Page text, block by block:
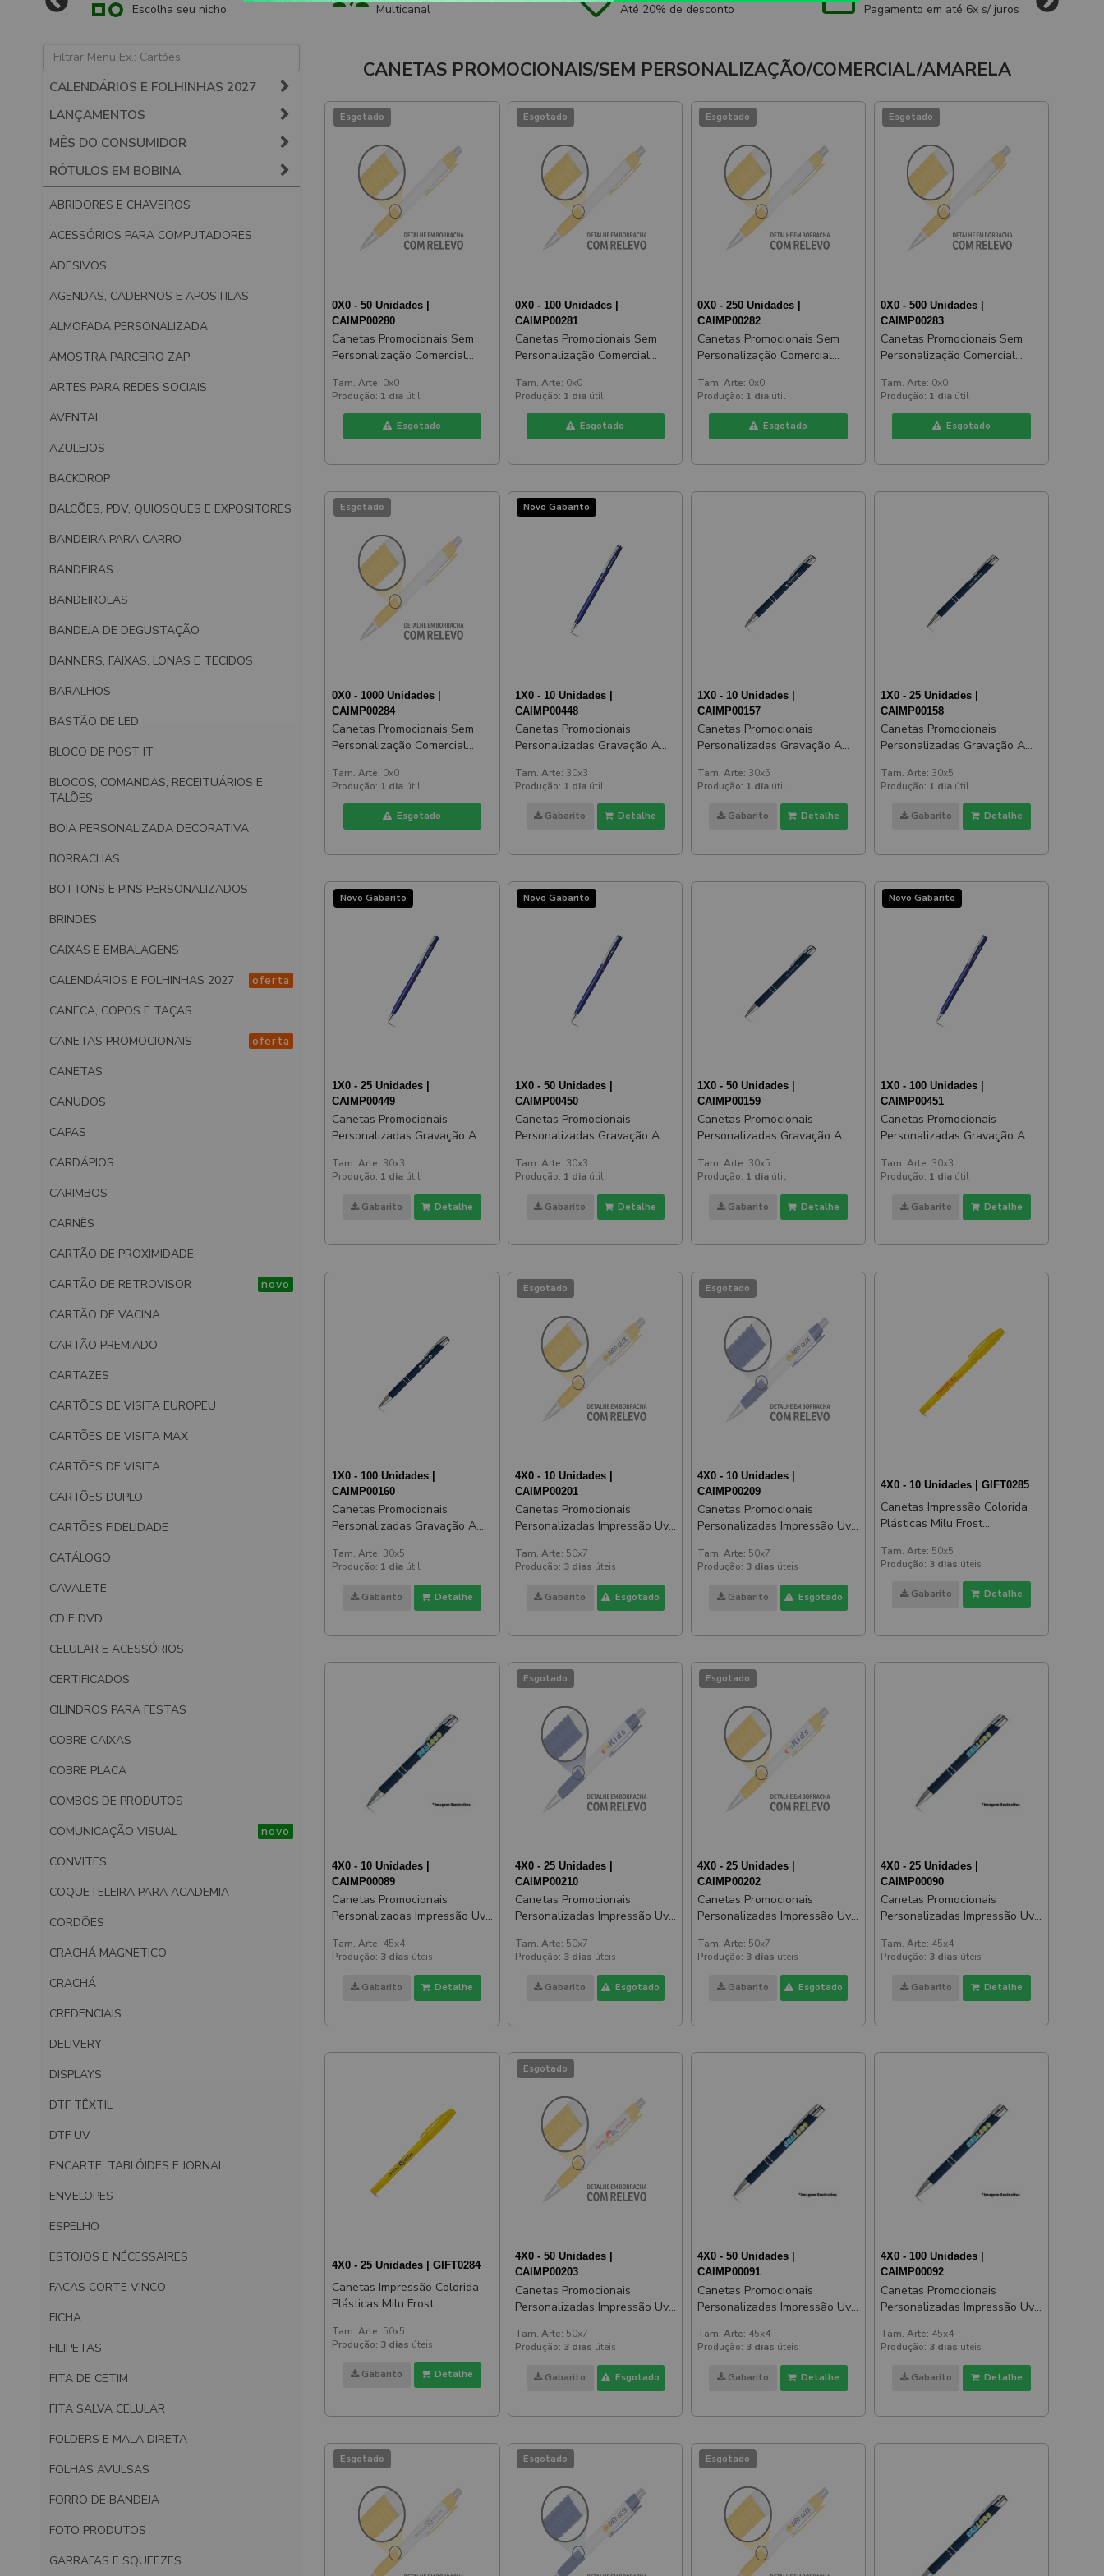
Escolha seu nicho Multicanal Até 20% de desconto Pagamento em até 6x s/ juros
CALENDÁRIOS E FOLHINHAS 2027
LANÇAMENTOS
MÊS DO CONSUMIDOR
RÓTULOS EM BOBINA
ABRIDORES E CHAVEIROS
ACESSÓRIOS PARA COMPUTADORES
ADESIVOS
AGENDAS, CADERNOS E APOSTILAS
ALMOFADA PERSONALIZADA
AMOSTRA PARCEIRO ZAP
ARTES PARA REDES SOCIAIS
AVENTAL
AZULEJOS
BACKDROP
BALCÕES, PDV, QUIOSQUES E EXPOSITORES
BANDEIRA PARA CARRO
BANDEIRAS
BANDEIROLAS
BANDEJA DE DEGUSTAÇÃO
BANNERS, FAIXAS, LONAS E TECIDOS
BARALHOS
BASTÃO DE LED
BLOCO DE POST IT
BLOCOS, COMANDAS, RECEITUÁRIOS E
TALÕES
BOIA PERSONALIZADA DECORATIVA
BORRACHAS
BOTTONS E PINS PERSONALIZADOS
BRINDES
CAIXAS E EMBALAGENS
CALENDÁRIOS E FOLHINHAS 2027
oferta
CANECA, COPOS E TAÇAS
CANETAS PROMOCIONAIS
oferta
CANETAS
CANUDOS
CAPAS
CARDÁPIOS
CARIMBOS
CARNÊS
CARTÃO DE PROXIMIDADE
CARTÃO DE RETROVISOR
novo
CARTÃO DE VACINA
CARTÃO PREMIADO
CARTAZES
CARTÕES DE VISITA EUROPEU
CARTÕES DE VISITA MAX
CARTÕES DE VISITA
CARTÕES DUPLO
CARTÕES FIDELIDADE
CATÁLOGO
CAVALETE
CD E DVD
CELULAR E ACESSÓRIOS
CERTIFICADOS
CILINDROS PARA FESTAS
COBRE CAIXAS
COBRE PLACA
COMBOS DE PRODUTOS
COMUNICAÇÃO VISUAL
novo
CONVITES
COQUETELEIRA PARA ACADEMIA
CORDÕES
CRACHÁ MAGNETICO
CRACHÁ
CREDENCIAIS
DELIVERY
DISPLAYS
DTF TÊXTIL
DTF UV
ENCARTE, TABLÓIDES E JORNAL
ENVELOPES
ESPELHO
ESTOJOS E NÉCESSAIRES
FACAS CORTE VINCO
FICHA
FILIPETAS
FITA DE CETIM
FITA SALVA CELULAR
FOLDERS E MALA DIRETA
FOLHAS AVULSAS
FORRO DE BANDEJA
FOTO PRODUTOS
GARRAFAS E SQUEEZES
CANETAS PROMOCIONAIS/SEM PERSONALIZAÇÃO/COMERCIAL/AMARELA
Esgotado
0X0 - 50 Unidades |
CAIMP00280
Canetas Promocionais Sem
Personalização Comercial
Tam. Arte: 0x0
Produção: 1 dia útil
Esgotado
Esgotado
0X0 - 100 Unidades |
CAIMP00281
Canetas Promocionais Sem
Personalização Comercial
Tam. Arte: 0x0
Produção: 1 dia útil
Esgotado
Esgotado
0X0 - 250 Unidades |
CAIMP00282
Canetas Promocionais Sem
Personalização Comercial
Tam. Arte: 0x0
Produção: 1 dia útil
Esgotado
Esgotado
0X0 - 500 Unidades |
CAIMP00283
Canetas Promocionais Sem
Personalização Comercial
Tam. Arte: 0x0
Produção: 1 dia útil
Esgotado
Esgotado
0X0 - 1000 Unidades |
CAIMP00284
Canetas Promocionais Sem
Personalização Comercial
Tam. Arte: 0x0
Produção: 1 dia útil
Esgotado
Novo Gabarito
1X0 - 10 Unidades |
CAIMP00448
Canetas Promocionais
Personalizadas Gravação A
Azul
Tam. Arte: 30x3
Produção: 1 dia útil
Gabarito Detalhe
1X0 - 10 Unidades |
CAIMP00157
Canetas Promocionais
Personalizadas Gravação A
Azul
Tam. Arte: 30x5
Produção: 1 dia útil
Gabarito Detalhe
1X0 - 25 Unidades |
CAIMP00158
Canetas Promocionais
Personalizadas Gravação A
Azul
Tam. Arte: 30x5
Produção: 1 dia útil
Gabarito Detalhe
Novo Gabarito
1X0 - 25 Unidades |
CAIMP00449
Canetas Promocionais
Personalizadas Gravação A
Azul
Tam. Arte: 30x3
Produção: 1 dia útil
Gabarito Detalhe
Novo Gabarito
1X0 - 50 Unidades |
CAIMP00450
Canetas Promocionais
Personalizadas Gravação A
Azul
Tam. Arte: 30x3
Produção: 1 dia útil
Gabarito Detalhe
1X0 - 50 Unidades |
CAIMP00159
Canetas Promocionais
Personalizadas Gravação A
Azul
Tam. Arte: 30x5
Produção: 1 dia útil
Gabarito Detalhe
Novo Gabarito
1X0 - 100 Unidades |
CAIMP00451
Canetas Promocionais
Personalizadas Gravação A
Azul
Tam. Arte: 30x3
Produção: 1 dia útil
Gabarito Detalhe
1X0 - 100 Unidades |
CAIMP00160
Canetas Promocionais
Personalizadas Gravação A
Azul
Tam. Arte: 30x5
Produção: 1 dia útil
Gabarito Detalhe
Esgotado
4X0 - 10 Unidades |
CAIMP00201
Canetas Promocionais
Personalizadas Impressão Uv
Tam. Arte: 50x7
Produção: 3 dias úteis
Gabarito Esgotado
Esgotado
4X0 - 10 Unidades |
CAIMP00209
Canetas Promocionais
Personalizadas Impressão Uv
Tam. Arte: 50x7
Produção: 3 dias úteis
Gabarito Esgotado
4X0 - 10 Unidades | GIFT0285
Canetas Impressão Colorida
Plásticas Milu Frost
Tam. Arte: 50x5
Produção: 3 dias úteis
Gabarito Detalhe
4X0 - 10 Unidades |
CAIMP00089
Canetas Promocionais
Personalizadas Impressão Uv
Tam. Arte: 45x4
Produção: 3 dias úteis
Gabarito Detalhe
Esgotado
4X0 - 25 Unidades |
CAIMP00210
Canetas Promocionais
Personalizadas Impressão Uv
Tam. Arte: 50x7
Produção: 3 dias úteis
Gabarito Esgotado
Esgotado
4X0 - 25 Unidades |
CAIMP00202
Canetas Promocionais
Personalizadas Impressão Uv
Tam. Arte: 50x7
Produção: 3 dias úteis
Gabarito Esgotado
4X0 - 25 Unidades |
CAIMP00090
Canetas Promocionais
Personalizadas Impressão Uv
Tam. Arte: 45x4
Produção: 3 dias úteis
Gabarito Detalhe
4X0 - 25 Unidades | GIFT0284
Canetas Impressão Colorida
Plásticas Milu Frost
Tam. Arte: 50x5
Produção: 3 dias úteis
Gabarito Detalhe
Esgotado
4X0 - 50 Unidades |
CAIMP00203
Canetas Promocionais
Personalizadas Impressão Uv
Tam. Arte: 50x7
Produção: 3 dias úteis
Gabarito Esgotado
4X0 - 50 Unidades |
CAIMP00091
Canetas Promocionais
Personalizadas Impressão Uv
Tam. Arte: 45x4
Produção: 3 dias úteis
Gabarito Detalhe
4X0 - 100 Unidades |
CAIMP00092
Canetas Promocionais
Personalizadas Impressão Uv
Tam. Arte: 45x4
Produção: 3 dias úteis
Gabarito Detalhe
Esgotado Esgotado Esgotado